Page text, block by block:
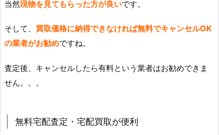
当然現物を見てもらった方が良いです。
そして、 買取価格に納得できなければ無料でキャンセルOK
の業者がお勧めですね。
査定後、キャンセルしたら有料という業者はお勧めできま
せん。。。
無料宅配査定・宅配買取が便利